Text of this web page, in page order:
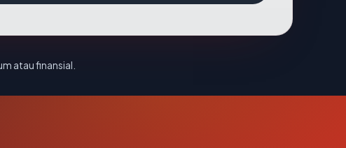
atau finansial.